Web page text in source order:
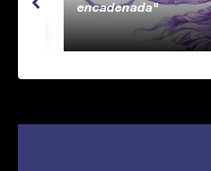
encadenada